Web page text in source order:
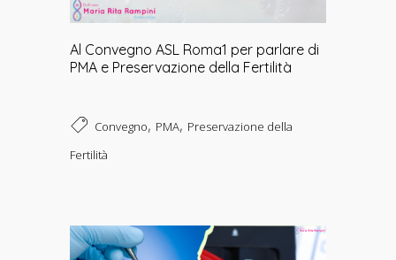
Al Convegno ASL Roma1 per parlare di
PMA e Preservazione della Fertilità
Convegno, PMA, Preservazione della
Fertilità